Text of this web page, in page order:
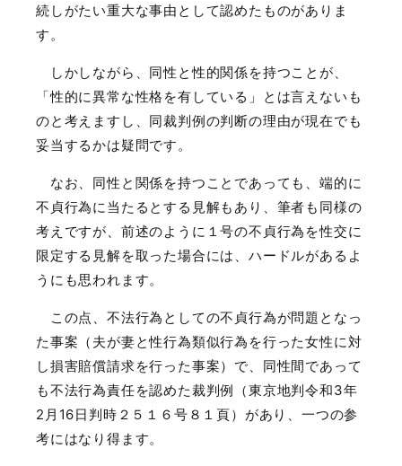
続しがたい重大な事由として認めたものがありま
す。
しかしながら、同性と性的関係を持つことが、
「性的に異常な性格を有している」とは言えないも
のと考えますし、同裁判例の判断の理由が現在でも
妥当するかは疑問です。
なお、同性と関係を持つことであっても、端的に
不貞行為に当たるとする見解もあり、筆者も同様の
考えですが、前述のように１号の不貞行為を性交に
限定する見解を取った場合には、ハードルがあるよ
うにも思われます。
この点、不法行為としての不貞行為が問題となっ
た事案（夫が妻と性行為類似行為を行った女性に対
し損害賠償請求を行った事案）で、同性間であって
も不法行為責任を認めた裁判例（東京地判令和3年
2 月 16日判時２５１６号８１頁）があり、一つの参
考にはなり得ます。